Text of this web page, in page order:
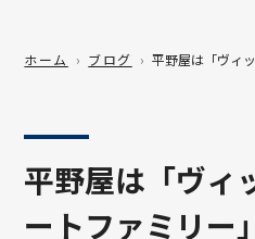
ホーム ブログ 平野屋は「ヴィ
平野屋は「ヴィ
ートファミリー